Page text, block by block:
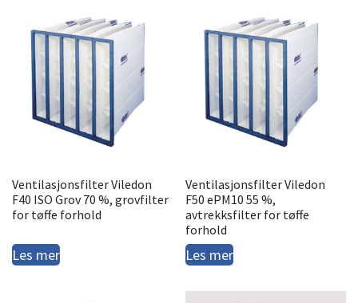
Ventilasjonsfilter Viledon
F40 ISO Grov 70 %, grovfilter
for tøffe forhold
Les mer
Ventilasjonsfilter Viledon
F50 ePM10 55 %,
avtrekksfilter for tøffe
forhold
Les mer